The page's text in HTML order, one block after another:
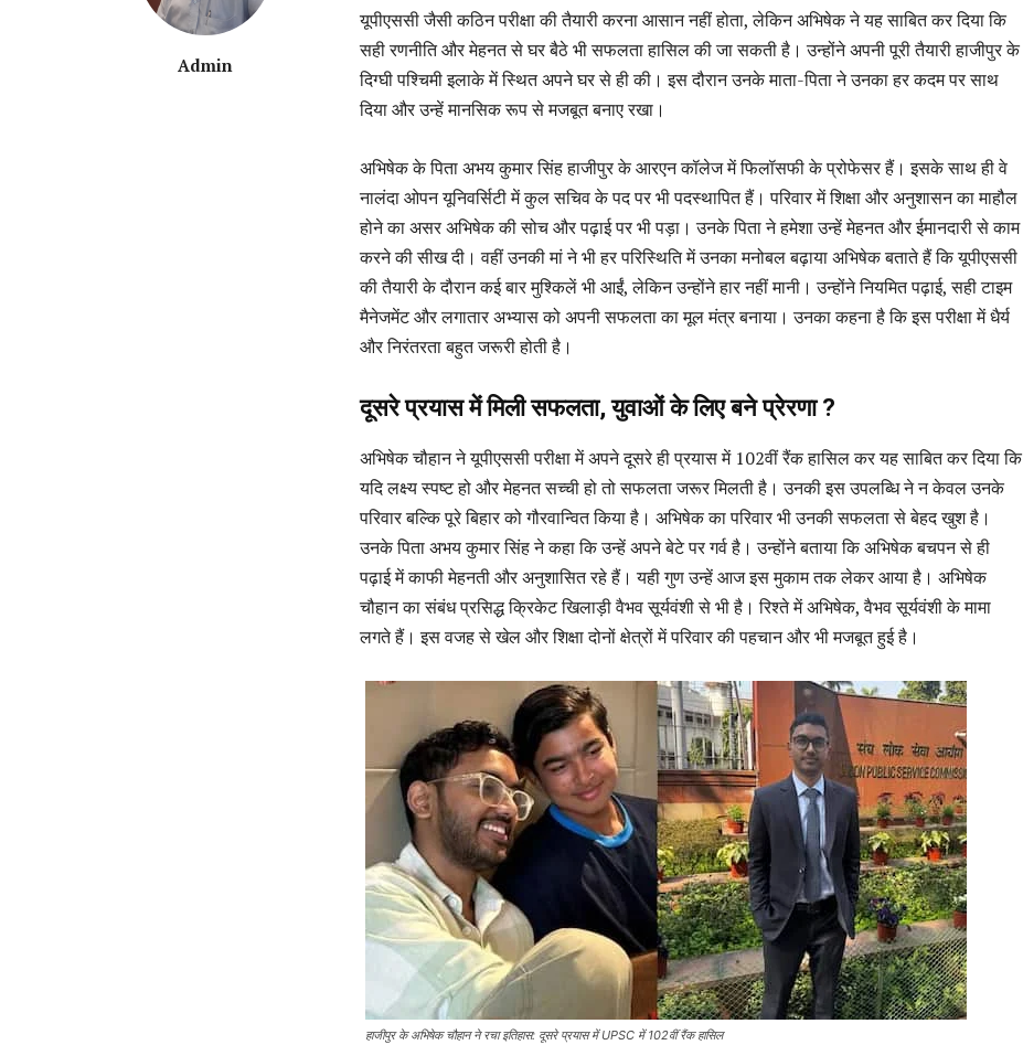
Admin
यूपीएससी जैसी कठिन परीक्षा की तैयारी करना आसान नहीं होता, लेकिन अभिषेक ने यह साबित कर दिया कि
सही रणनीति और मेहनत से घर बैठे भी सफलता हासिल की जा सकती है। उन्होंने अपनी पूरी तैयारी हाजीपुर के
दिग्घी पश्चिमी इलाके में स्थित अपने घर से ही की। इस दौरान उनके माता-पिता ने उनका हर कदम पर साथ
दिया और उन्हें मानसिक रूप से मजबूत बनाए रखा।
अभिषेक के पिता अभय कुमार सिंह हाजीपुर के आरएन कॉलेज में फिलॉसफी के प्रोफेसर हैं। इसके साथ ही वे
नालंदा ओपन यूनिवर्सिटी में कुल सचिव के पद पर भी पदस्थापित हैं। परिवार में शिक्षा और अनुशासन का माहौल
होने का असर अभिषेक की सोच और पढ़ाई पर भी पड़ा। उनके पिता ने हमेशा उन्हें मेहनत और ईमानदारी से काम
करने की सीख दी। वहीं उनकी मां ने भी हर परिस्थिति में उनका मनोबल बढ़ाया अभिषेक बताते हैं कि यूपीएससी
की तैयारी के दौरान कई बार मुश्किलें भी आईं, लेकिन उन्होंने हार नहीं मानी। उन्होंने नियमित पढ़ाई, सही टाइम
मैनेजमेंट और लगातार अभ्यास को अपनी सफलता का मूल मंत्र बनाया। उनका कहना है कि इस परीक्षा में धैर्य
और निरंतरता बहुत जरूरी होती है।
दूसरे प्रयास में मिली सफलता, युवाओं के लिए बने प्रेरणा ?
अभिषेक चौहान ने यूपीएससी परीक्षा में अपने दूसरे ही प्रयास में 102वीं रैंक हासिल कर यह साबित कर दिया कि
यदि लक्ष्य स्पष्ट हो और मेहनत सच्ची हो तो सफलता जरूर मिलती है। उनकी इस उपलब्धि ने न केवल उनके
परिवार बल्कि पूरे बिहार को गौरवान्वित किया है। अभिषेक का परिवार भी उनकी सफलता से बेहद खुश है।
उनके पिता अभय कुमार सिंह ने कहा कि उन्हें अपने बेटे पर गर्व है। उन्होंने बताया कि अभिषेक बचपन से ही
पढ़ाई में काफी मेहनती और अनुशासित रहे हैं। यही गुण उन्हें आज इस मुकाम तक लेकर आया है। अभिषेक
चौहान का संबंध प्रसिद्ध क्रिकेट खिलाड़ी वैभव सूर्यवंशी से भी है। रिश्ते में अभिषेक, वैभव सूर्यवंशी के मामा
लगते हैं। इस वजह से खेल और शिक्षा दोनों क्षेत्रों में परिवार की पहचान और भी मजबूत हुई है।
हाजीपुर के अभिषेक चौहान ने रचा इतिहास: दूसरे प्रयास में UPSC में 102वीं रैंक हासिल